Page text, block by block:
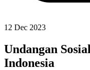
12 Dec 2023
Undangan
Indonesia